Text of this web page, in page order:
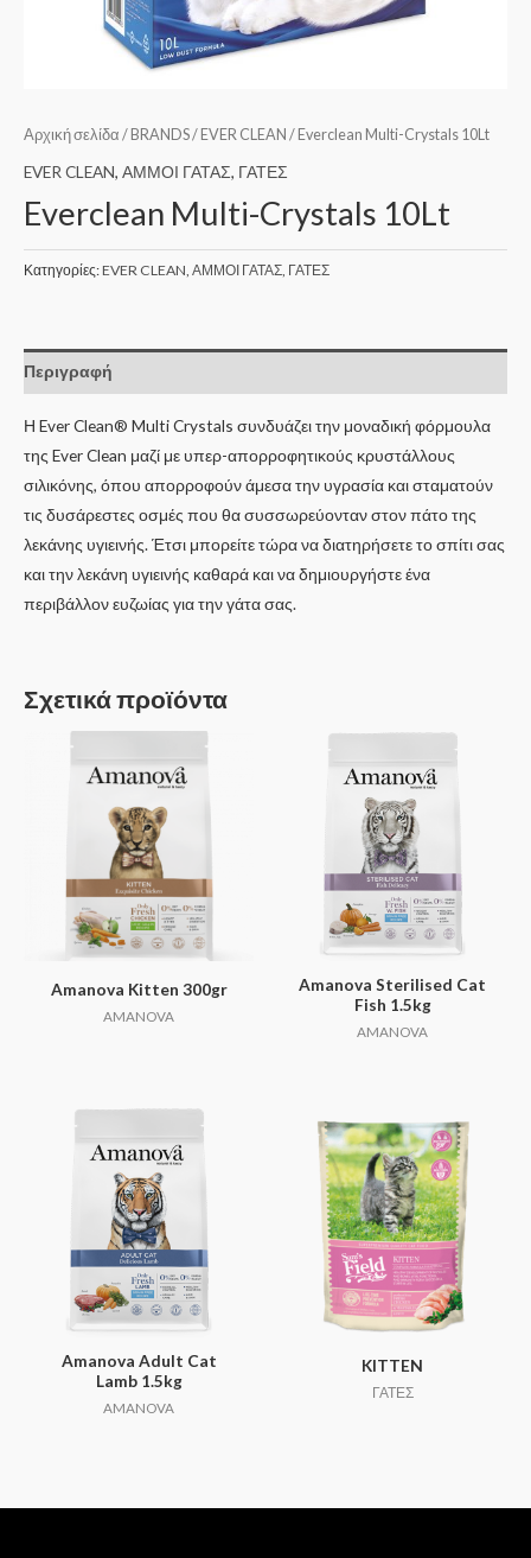
Αρχική σελίδα / BRANDS/ EVER CLEAN / Everclean Multi-Crystals 10Lt
EVER CLEAN, ΑΜΜΟΙ ΓΑΤΑΣ, ΓΑΤΕΣ
Everclean Multi-Crystals 10Lt
Κατηγορίες:EVER CLEAN, ΑΜΜΟΙ ΓΑΤΑΣ, ΓΑΤΕΣ
Περιγραφή
Η Ever Clean® Multi Crystals συνδυάζει την μοναδική φόρμουλα
της Ever Clean μαζί με υπερ-απορροφητικούς κρυστάλλους
σιλικόνης, όπου απορροφούν άμεσα την υγρασία και σταματούν
τις δυσάρεστες οσμές που θα συσσωρεύονταν στον πάτο της
λεκάνης υγιεινής. Έτσι μπορείτε τώρα να διατηρήσετε το σπίτι σας
και την λεκάνη υγιεινής καθαρά και να δημιουργήστε ένα
περιβάλλον ευζωίας για την γάτα σας.
Σχετικά προϊόντα
Amanova Kitten 300gr
AMANOVA
Amanova Sterilised Cat
Fish 1.5kg
AMANOVA
Amanova Adult Cat
Lamb 1.5kg
AMANOVA
KITTEN
ΓΑΤΕΣ